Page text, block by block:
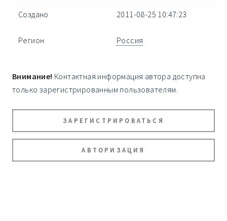
Создано 2011-08-25 10:47:23
Регион Россия
Внимание! Контактная информация автора доступна
только зарегистрированным пользователям.
ЗАРЕГИСТРИРОВАТЬСЯ
АВТОРИЗАЦИЯ